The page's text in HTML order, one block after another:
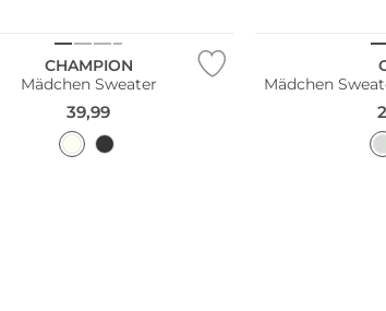
CHAMPION
Mädchen Sweater
39,99
Mädchen